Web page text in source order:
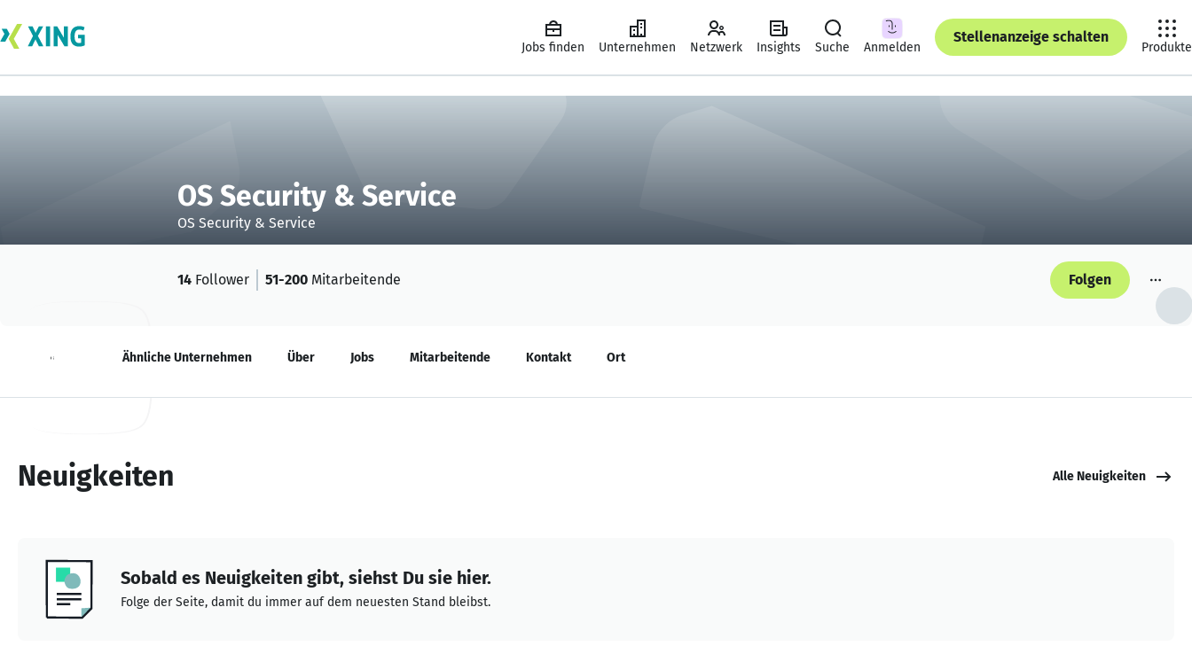
Jobs finden Unternehmen Netzwerk Insights Suche Anmelden
Stellenanzeige schalten
Produkte
OS Security & Service
OS Security & Service
14 Follower 51-200 Mitarbeitende Folgen
Neuigkeiten Ähnliche Unternehmen Über Jobs Mitarbeitende Kontakt Ort
Neuigkeiten Alle Neuigkeiten
Sobald es Neuigkeiten gibt, siehst Du sie hier.
Folge der Seite, damit du immer auf dem neuesten Stand bleibst.